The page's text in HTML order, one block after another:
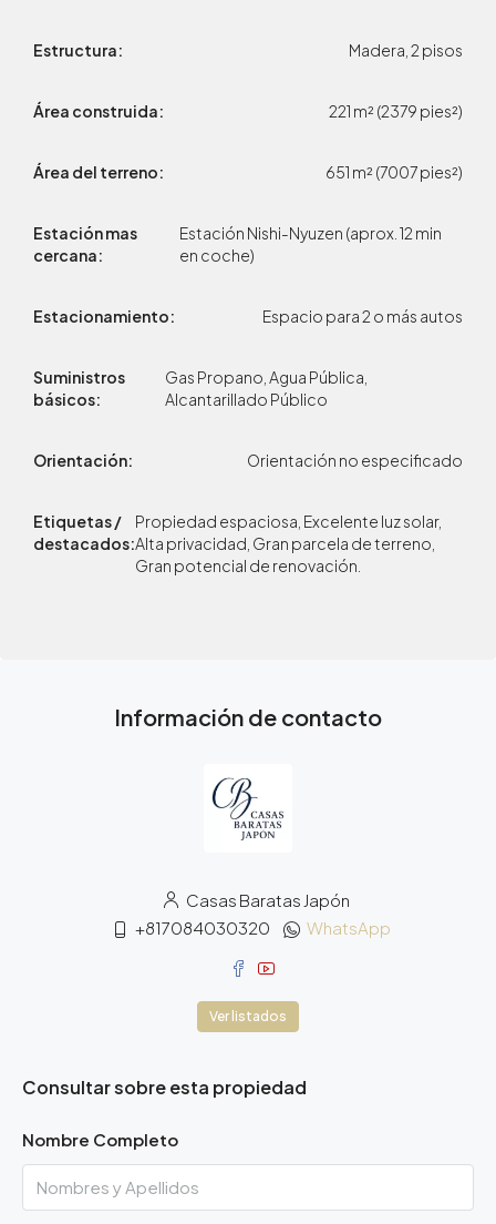
Estructura: Madera, 2 pisos
Área construida: 221 m² (2379 pies²)
Área del terreno: 651 m² (7007 pies²)
Estación mas
cercana:
Estación Nishi-Nyuzen (aprox. 12 min
en coche)
Estacionamiento: Espacio para 2 o más autos
Suministros
básicos:
Gas Propano, Agua Pública,
Alcantarillado Público
Orientación: Orientación no especificado
Etiquetas /
destacados:
Propiedad espaciosa, Excelente luz solar,
Alta privacidad, Gran parcela de terreno,
Gran potencial de renovación.
Información de contacto
Casas Baratas Japón
+817084030320
WhatsApp
Ver listados
Consultar sobre esta propiedad
Nombre Completo